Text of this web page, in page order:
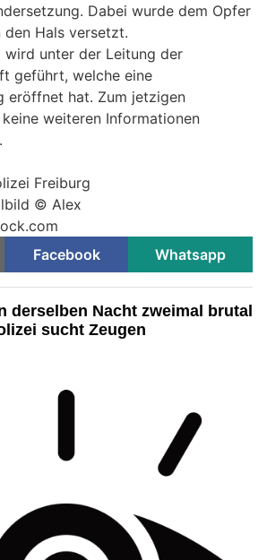
Dabei wurde dem Opfer
Hals versetzt.
wird unter der Leitung der
geführt, welche eine
eröffnet hat. Zum jetzigen
weiteren Informationen
Freiburg
© Alex
Facebook Whatsapp
derselben Nacht zweimal brutal
sucht Zeugen